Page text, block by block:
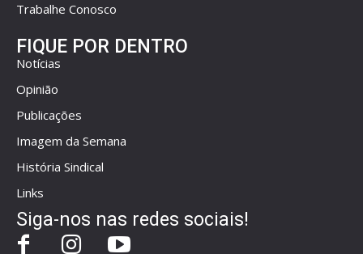
Trabalhe Conosco
FIQUE POR DENTRO
Notícias
Opinião
Publicações
Imagem da Semana
História Sindical
Links
Siga-nos nas redes sociais!